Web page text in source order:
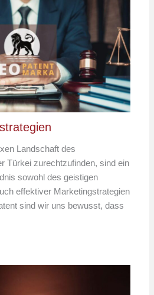
Landschaft des
Türkei zurechtzufinden, sind ein
sowohl des geistigen
effektiver Marketingstrategien
sind wir uns bewusst, dass